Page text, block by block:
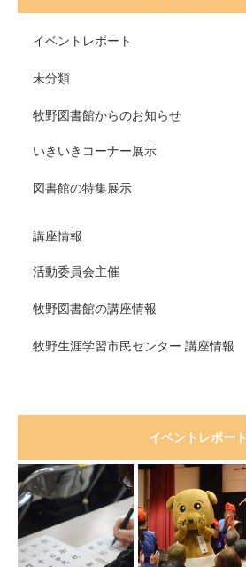
イベントレポート
未分類
牧野図書館からのお知らせ
いきいきコーナー展示
図書館の特集展示
講座情報
活動委員会主催
牧野図書館の講座情報
牧野生涯学習市民センター 講座情報
イベントレポート